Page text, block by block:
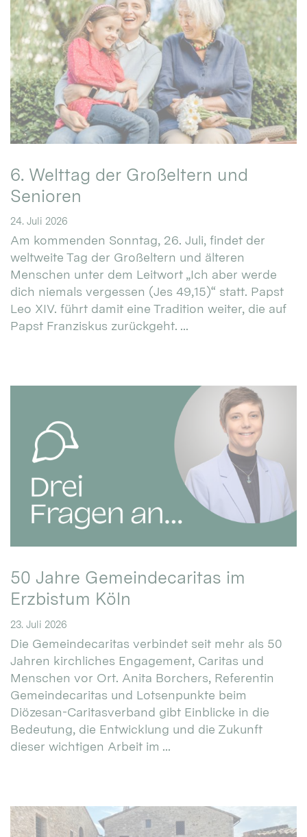
6. Welttag der Großeltern und
Senioren
24. Juli 2026
Am kommenden Sonntag, 26. Juli, findet der
weltweite Tag der Großeltern und älteren
Menschen unter dem Leitwort „Ich aber werde
dich niemals vergessen (Jes 49,15)“ statt. Papst
Leo XIV. führt damit eine Tradition weiter, die auf
Papst Franziskus zurückgeht. ...
50 Jahre Gemeindecaritas im
Erzbistum Köln
23. Juli 2026
Die Gemeindecaritas verbindet seit mehr als 50
Jahren kirchliches Engagement, Caritas und
Menschen vor Ort. Anita Borchers, Referentin
Gemeindecaritas und Lotsenpunkte beim
Diözesan-Caritasverband gibt Einblicke in die
Bedeutung, die Entwicklung und die Zukunft
dieser wichtigen Arbeit im ...